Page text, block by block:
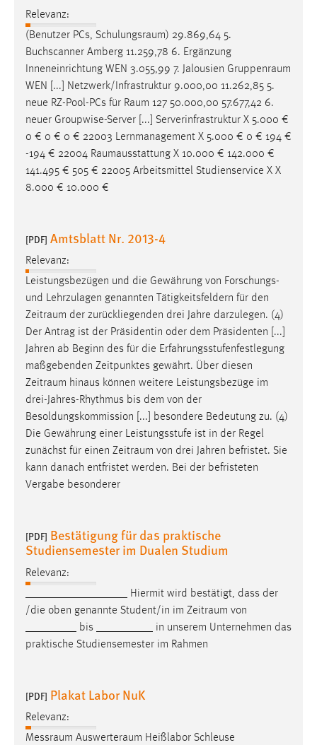
Relevanz:
(Benutzer PCs, Schulungsraum) 29.869,64 5.
Buchscanner Amberg 11.259,78 6. Ergänzung
Inneneinrichtung WEN 3.055,99 7. Jalousien Gruppenraum
WEN [...] Netzwerk/Infrastruktur 9.000,00 11.262,85 5.
neue RZ-Pool-PCs für Raum 127 50.000,00 57.677,42 6.
neuer Groupwise-Server [...] Serverinfrastruktur X 5.000 €
0 € 0 € 0 € 22003 Lernmanagement X 5.000 € 0 € 194 €
-194 € 22004 Raumausstattung X 10.000 € 142.000 €
141.495 € 505 € 22005 Arbeitsmittel Studienservice X X
8.000 € 10.000 €
[PDF] Amtsblatt Nr. 2013-4
Relevanz:
Leistungsbezügen und die Gewährung von Forschungs-
und Lehrzulagen genannten Tätigkeitsfeldern für den
Zeitraum der zurückliegenden drei Jahre darzulegen. (4)
Der Antrag ist der Präsidentin oder dem Präsidenten [...]
Jahren ab Beginn des für die Erfahrungsstufenfestlegung
maßgebenden Zeitpunktes gewährt. Über diesen
Zeitraum hinaus können weitere Leistungsbezüge im
drei-Jahres-Rhythmus bis dem von der
Besoldungskommission [...] besondere Bedeutung zu. (4)
Die Gewährung einer Leistungsstufe ist in der Regel
zunächst für einen Zeitraum von drei Jahren befristet. Sie
kann danach entfristet werden. Bei der befristeten
Vergabe besonderer
[PDF] Bestätigung für das praktische
Studiensemester im Dualen Studium
Relevanz:
__________________ Hiermit wird bestätigt, dass der
/die oben genannte Student/in im Zeitraum von
_________ bis __________ in unserem Unternehmen das
praktische Studiensemester im Rahmen
[PDF] Plakat Labor NuK
Relevanz:
Messraum Auswerteraum Heißlabor Schleuse
Conversion-Tracking
Cookie Laufzeit:
3 Monate
Facebook Pixel
Name:
_fbp
Anbieter:
Facebook
3 Monate
EXTERNE MEDIEN
Um Inhalte von Videoplattformen und Social Media
Plattformen anzeigen zu können, werden von diesen
externen Medien Cookies gesetzt.
YouTube
Vimeo